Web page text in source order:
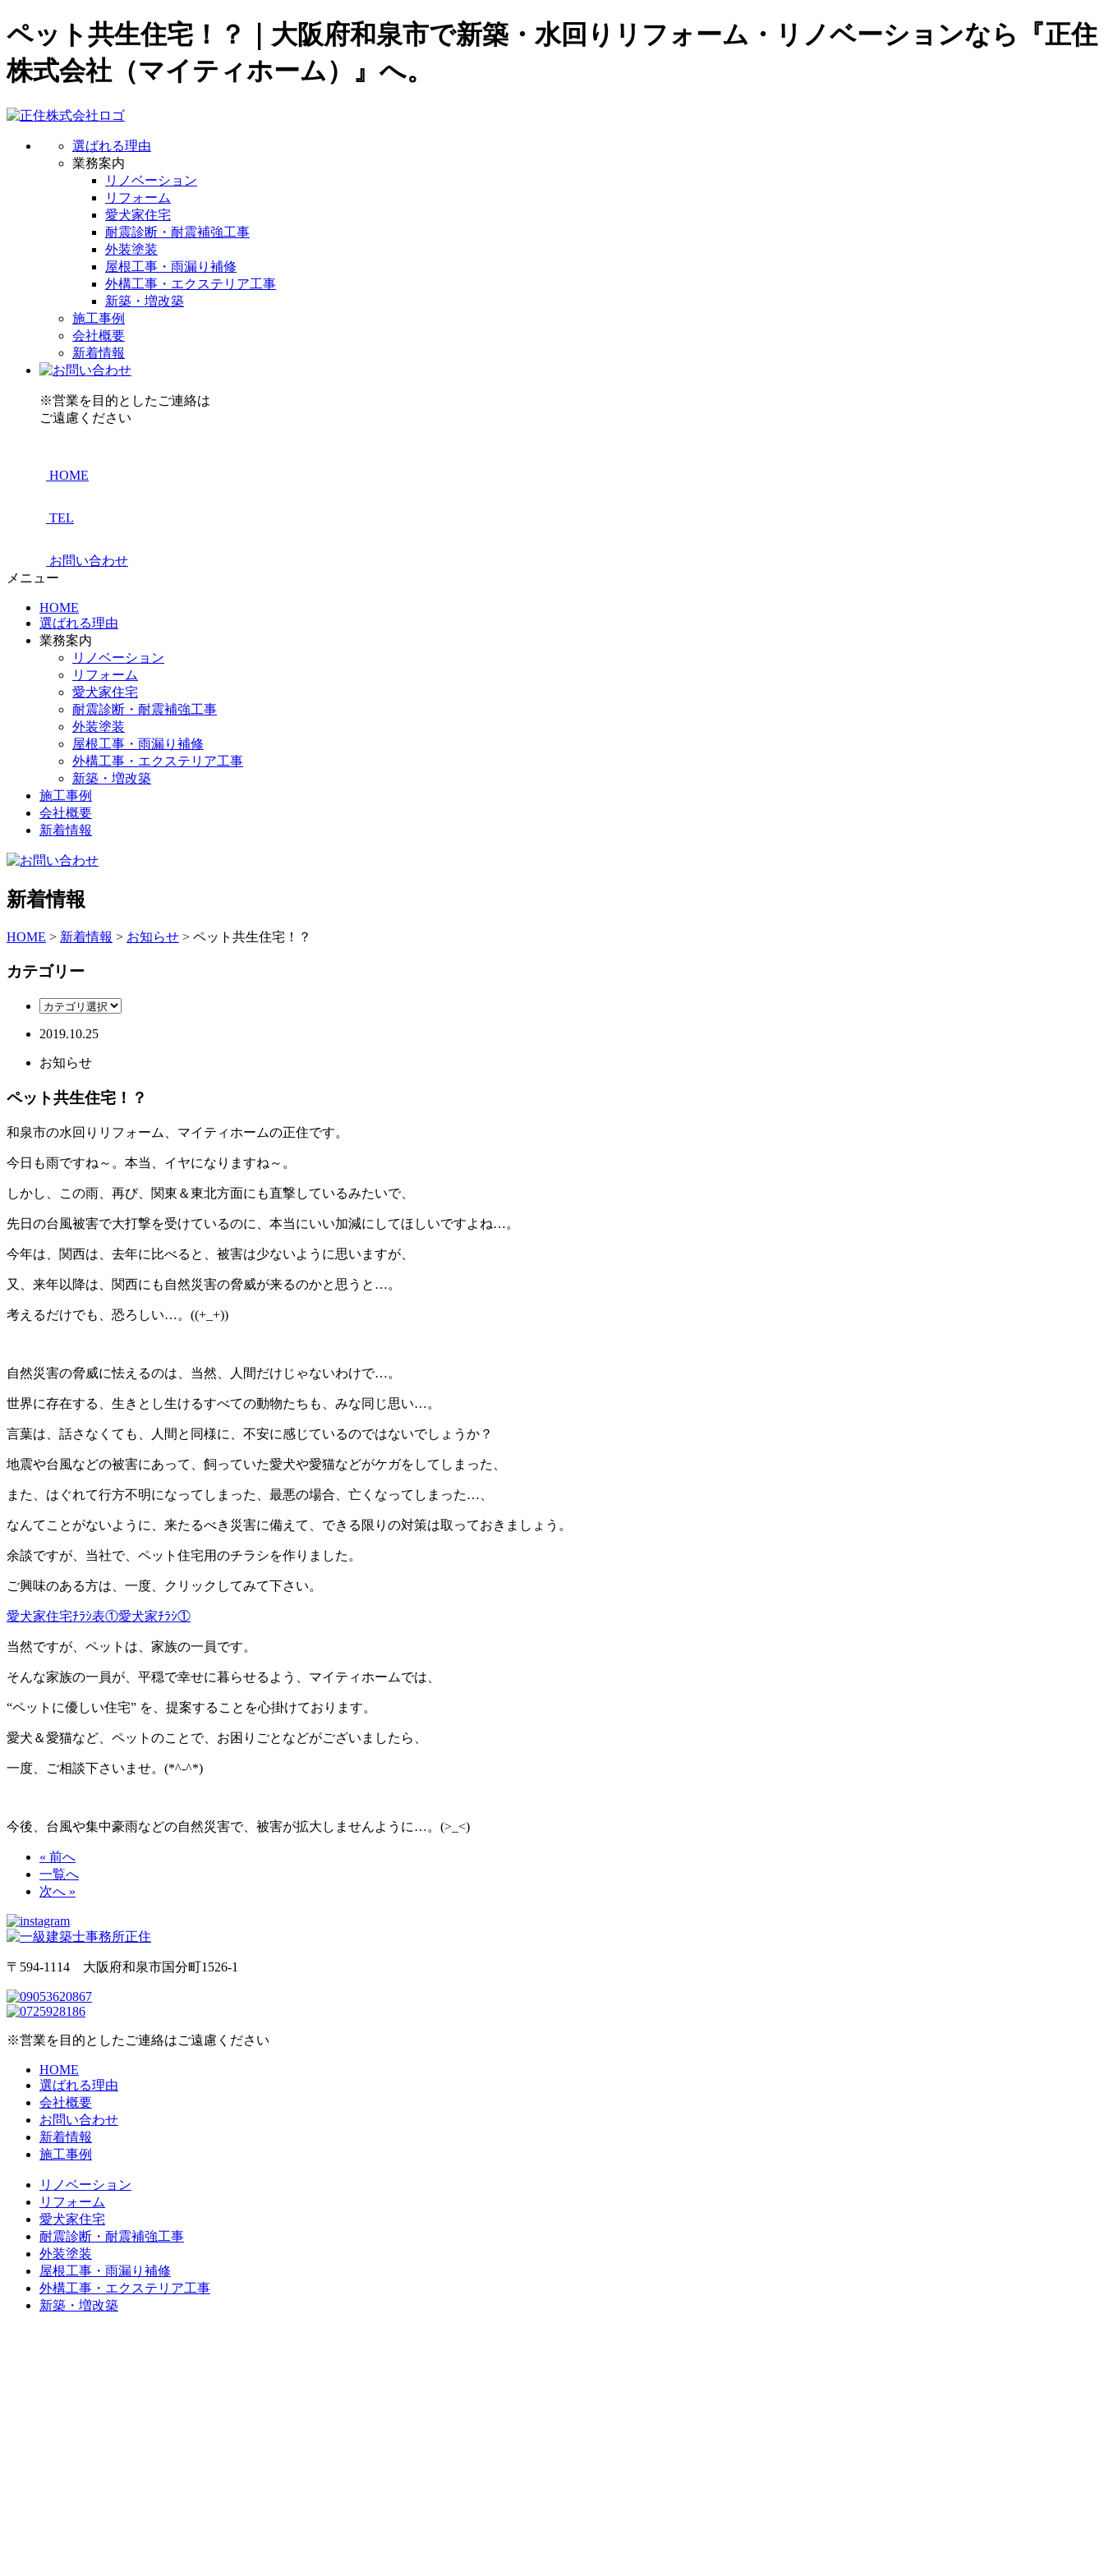
ペット共生住宅！？｜大阪府和泉市で新築・水回りリフォーム・リノベーションなら『正住
株式会社（マイティホーム）』へ。
選ばれる理由
業務案内
リノベーション
リフォーム
愛犬家住宅
耐震診断・耐震補強工事
外装塗装
屋根工事・雨漏り補修
外構工事・エクステリア工事
新築・増改築
施工事例
会社概要
新着情報
※営業を目的としたご連絡は
ご遠慮ください
HOME
TEL
お問い合わせ
メニュー
HOME
選ばれる理由
業務案内
リノベーション
リフォーム
愛犬家住宅
耐震診断・耐震補強工事
外装塗装
屋根工事・雨漏り補修
外構工事・エクステリア工事
新築・増改築
施工事例
会社概要
新着情報
新着情報
HOME > 新着情報 > お知らせ > ペット共生住宅！？
カテゴリー
2019.10.25
お知らせ
ペット共生住宅！？
和泉市の水回りリフォーム、マイティホームの正住です。
今日も雨ですね～。本当、イヤになりますね～。
しかし、この雨、再び、関東＆東北方面にも直撃しているみたいで、
先日の台風被害で大打撃を受けているのに、本当にいい加減にしてほしいですよね…。
今年は、関西は、去年に比べると、被害は少ないように思いますが、
又、来年以降は、関西にも自然災害の脅威が来るのかと思うと…。
考えるだけでも、恐ろしい…。((+_+))
自然災害の脅威に怯えるのは、当然、人間だけじゃないわけで…。
世界に存在する、生きとし生けるすべての動物たちも、みな同じ思い…。
言葉は、話さなくても、人間と同様に、不安に感じているのではないでしょうか？
地震や台風などの被害にあって、飼っていた愛犬や愛猫などがケガをしてしまった、
また、はぐれて行方不明になってしまった、最悪の場合、亡くなってしまった…、
なんてことがないように、来たるべき災害に備えて、できる限りの対策は取っておきましょう。
余談ですが、当社で、ペット住宅用のチラシを作りました。
ご興味のある方は、一度、クリックしてみて下さい。
愛犬家住宅ﾁﾗｼ表①愛犬家ﾁﾗｼ①
当然ですが、ペットは、家族の一員です。
そんな家族の一員が、平穏で幸せに暮らせるよう、マイティホームでは、
“ペットに優しい住宅” を、提案することを心掛けております。
愛犬＆愛猫など、ペットのことで、お困りごとなどがございましたら、
一度、ご相談下さいませ。(*^-^*)
今後、台風や集中豪雨などの自然災害で、被害が拡大しませんように…。(>_<)
« 前へ
一覧へ
次へ »
〒594-1114 大阪府和泉市国分町1526-1
※営業を目的としたご連絡はご遠慮ください
HOME
選ばれる理由
会社概要
お問い合わせ
新着情報
施工事例
リノベーション
リフォーム
愛犬家住宅
耐震診断・耐震補強工事
外装塗装
屋根工事・雨漏り補修
外構工事・エクステリア工事
新築・増改築